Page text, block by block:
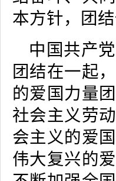
本方针，团
中国共产
团结在一起
的爱国力量
社会主义劳
会主义的爱
伟大复兴的